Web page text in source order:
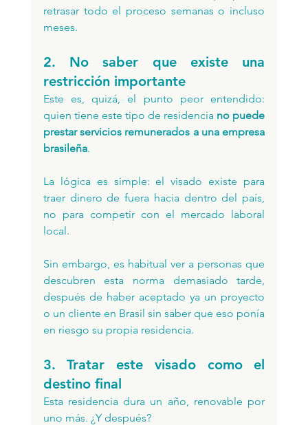
retrasar todo el proceso semanas o incluso
meses.
2. No saber que existe una
restricción importante
Este es, quizá, el punto peor entendido:
quien tiene este tipo de residencia no puede
prestar servicios remunerados a una empresa
brasileña.
La lógica es simple: el visado existe para
traer dinero de fuera hacia dentro del país,
no para competir con el mercado laboral
local.
Sin embargo, es habitual ver a personas que
descubren esta norma demasiado tarde,
después de haber aceptado ya un proyecto
o un cliente en Brasil sin saber que eso ponía
en riesgo su propia residencia.
3. Tratar este visado como el
destino final
Esta residencia dura un año, renovable por
uno más. ¿Y después?